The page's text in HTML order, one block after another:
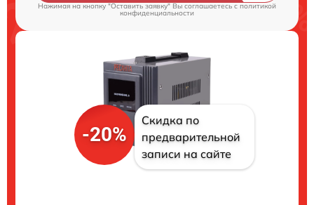
Нажимая на кнопку "Оставить заявку" Вы соглашаетесь cполитикой
конфиденциальности
-20%
Скидка по
предварительной
записи на сайте